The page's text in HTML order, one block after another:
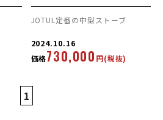
JOTUL定番の中型ストーブ
2024.10.16
価格730,000 円(税抜)
1